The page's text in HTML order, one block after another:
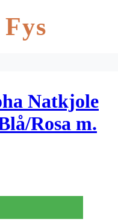
Natkjole
Rosa m.